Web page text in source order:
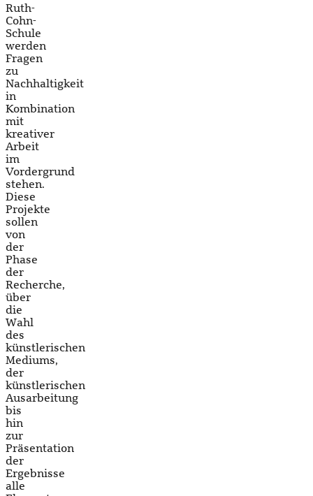
Ruth-
Cohn-
Schule
werden
Fragen
zu
Nachhaltigkeit
in
Kombination
mit
kreativer
Arbeit
im
Vordergrund
stehen.
Diese
Projekte
sollen
von
der
Phase
der
Recherche,
über
die
Wahl
des
künstlerischen
Mediums,
der
künstlerischen
Ausarbeitung
bis
hin
zur
Präsentation
der
Ergebnisse
alle